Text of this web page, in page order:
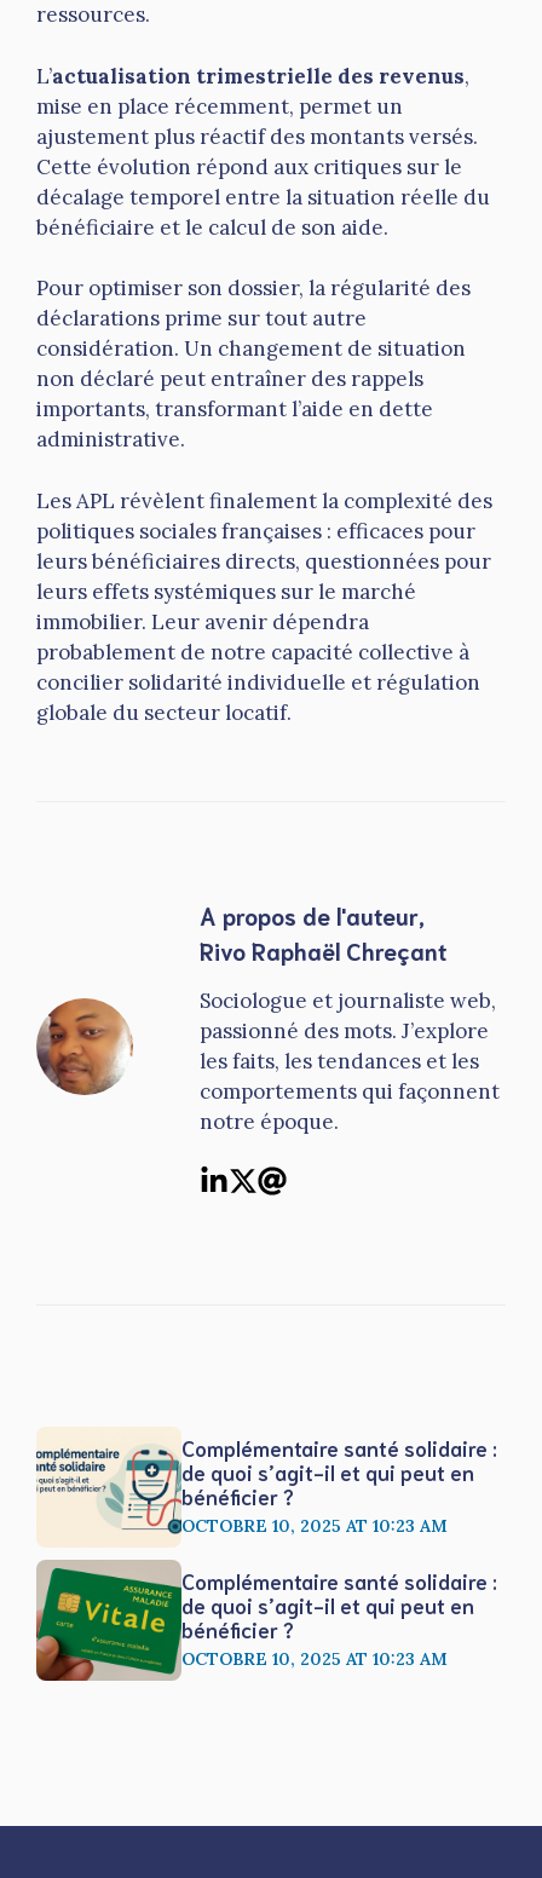
ressources.
L’actualisation trimestrielle des revenus,
mise en place récemment, permet un
ajustement plus réactif des montants versés.
Cette évolution répond aux critiques sur le
décalage temporel entre la situation réelle du
bénéficiaire et le calcul de son aide.
Pour optimiser son dossier, la régularité des
déclarations prime sur tout autre
considération. Un changement de situation
non déclaré peut entraîner des rappels
importants, transformant l’aide en dette
administrative.
Les APL révèlent finalement la complexité des
politiques sociales françaises : efficaces pour
leurs bénéficiaires directs, questionnées pour
leurs effets systémiques sur le marché
immobilier. Leur avenir dépendra
probablement de notre capacité collective à
concilier solidarité individuelle et régulation
globale du secteur locatif.
A propos de l'auteur,
Rivo Raphaël Chreçant
Sociologue et journaliste web,
passionné des mots. J’explore
les faits, les tendances et les
comportements qui façonnent
notre époque.
Complémentaire santé solidaire :
de quoi s’agit-il et qui peut en
bénéficier ?
OCTOBRE 10, 2025 AT 10:23 AM
Complémentaire santé solidaire :
de quoi s’agit-il et qui peut en
bénéficier ?
OCTOBRE 10, 2025 AT 10:23 AM